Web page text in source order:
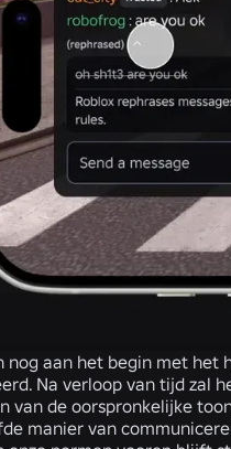
nog aan het begin met
Na verloop van tijd zal
van de oorspronkelijke
manier van